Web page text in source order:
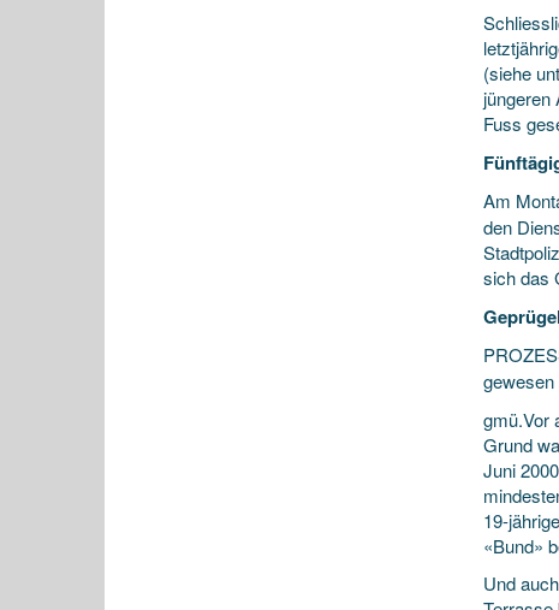
(siehe
jüngeren
Fuss
Am
den
sich das
gewesen
gmü.Vor
Grund
Juni
19-
«Bund»
Und